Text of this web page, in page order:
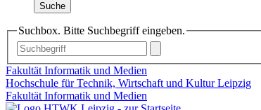
Suche
Suchbox. Bitte Suchbegriff eingeben.
Fakultät Informatik und Medien
Hochschule für Technik, Wirtschaft und Kultur Leipzig
Fakultät Informatik und Medien